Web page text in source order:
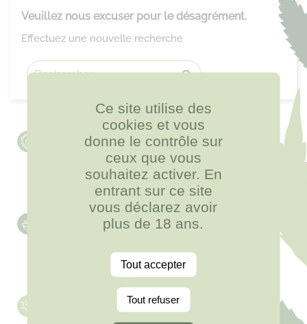
Veuillez nous excuser pour le désagrément.
Effectuez une nouvelle recherche

Paiement sécurisé
avec carte bancaire
Qualité reconnue
produits choisis avec soin
Service client
Ce site utilise des
cookies et vous
donne le contrôle sur
ceux que vous
souhaitez activer. En
entrant sur ce site
vous déclarez avoir
plus de 18 ans.
Tout accepter
Tout refuser